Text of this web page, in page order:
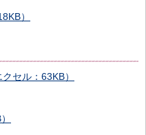
）
セル：63KB）